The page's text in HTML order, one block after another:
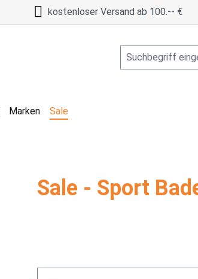
kostenloser Versand ab 100.-- €
Marken Sale
Sale - Sport